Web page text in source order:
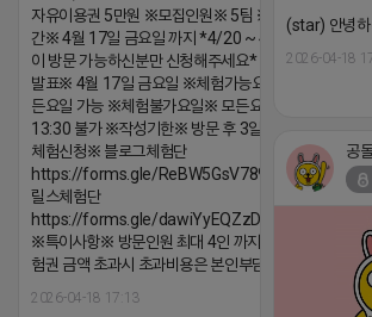
자유이용권 5만원 ※모집인원※ 5팀 ※모집기
간※ 4월 17일 금요일 까지 *4/20 ~ 4/26 사
이 방문 가능하신분만 신청해주세요* ※체험단
발표※ 4월 17일 금요일 ※체험가능요일※ 모
든요일 가능 ※체험불가요일※ 모든요일 12 ~
13:30 불가 ※작성기한※ 방문 후 3일 이내 ※
체험신청※ 블로그체험단
https://forms.gle/ReBW5GsV789ur2Pz6
릴스체험단
https://forms.gle/dawiYyEQZzDdqf8W8
※특이사항※ 방문인원 최대 4인 까지 가능 체
험권 금액 초과시 초과비용은 본인부담입니다.
2026-04-18 17:13
(star) 안녕
2026-04-18
공